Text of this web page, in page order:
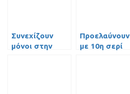
Συνεχίζουν
μόνοι στην
Προελαύνουν
με 10η σερί